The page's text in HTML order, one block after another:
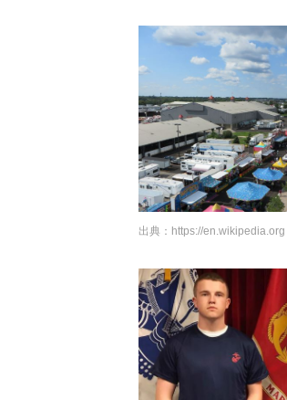
出典： https://en.wikipedia.org